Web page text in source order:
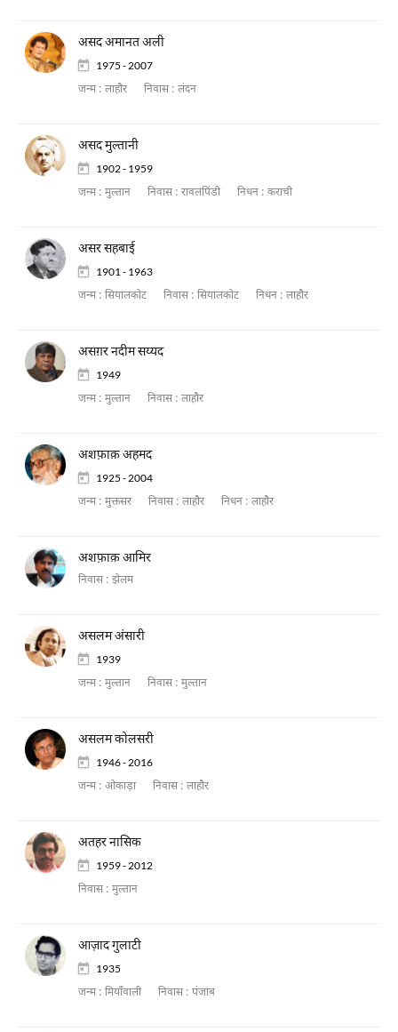
असद अमानत अली
1975 - 2007
जन्म : लाहौर निवास : लंदन
असद मुल्तानी
1902 - 1959
जन्म : मुल्तान निवास : रावलपिंडी निधन : कराची
असर सहबाई
1901 - 1963
जन्म : सियालकोट निवास : सियालकोट निधन : लाहौर
असग़र नदीम सय्यद
1949
जन्म : मुल्तान निवास : लाहौर
अशफ़ाक़ अहमद
1925 - 2004
जन्म : मुक्तसर निवास : लाहौर निधन : लाहौर
अशफ़ाक़ आमिर
निवास : झेलम
असलम अंसारी
1939
जन्म : मुल्तान निवास : मुल्तान
असलम कोलसरी
1946 - 2016
जन्म : ओकाड़ा निवास : लाहौर
अतहर नासिक
1959 - 2012
निवास : मुल्तान
आज़ाद गुलाटी
1935
जन्म : मियाँवाली निवास : पंजाब